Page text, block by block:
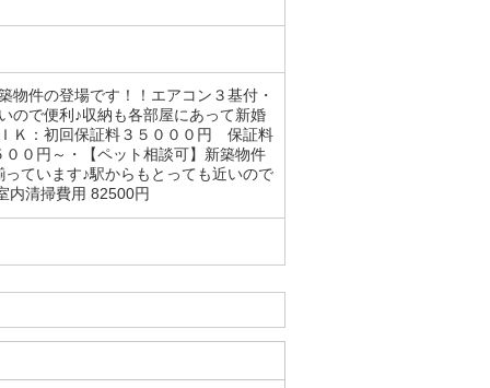
物件の登場です！！エアコン３基付・
ので便利♪収納も各部屋にあって新婚
Ｋ：初回保証料３５０００円 保証料
０円～・【ペット相談可】新築物件
ています♪駅からもとっても近いので
内清掃費用 82500円